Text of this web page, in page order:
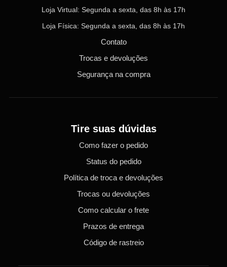
Loja Virtual: Segunda a sexta, das 8h às 17h
Loja Física: Segunda a sexta, das 8h às 17h
Contato
Trocas e devoluções
Segurança na compra
Tire suas dúvidas
Como fazer o pedido
Status do pedido
Política de troca e devoluções
Trocas ou devoluções
Como calcular o frete
Prazos de entrega
Código de rastreio